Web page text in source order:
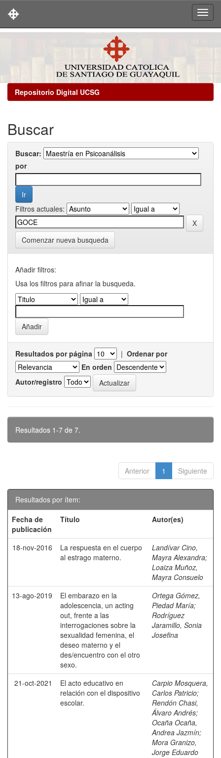
Repositorio Digital UCSG
Buscar
Buscar:
por
Filtros actuales:
Comenzar nueva busqueda
Añadir filtros:
Usa los filtros para afinar la busqueda.
Resultados por página | Ordenar por
En orden
Autor/registro
Resultados 1-7 de 7.
Anterior 1 Siguiente
Resultados por ítem:
Fecha de
publicación
Título Autor(es)
18-nov-2016
La respuesta en el cuerpo
al estrago materno.
Landívar Cino,
Mayra Alexandra;
Loaiza Muñoz,
Mayra Consuelo
13-ago-2019
El embarazo en la
adolescencia, un acting
out, frente a las
interrogaciones sobre la
sexualidad femenina, el
deseo materno y el
des/encuentro con el otro
sexo.
Ortega Gómez,
Piedad María;
Rodríguez
Jaramillo, Sonia
Josefina
21-oct-2021
El acto educativo en
relación con el dispositivo
escolar.
Carpio Mosquera,
Carlos Patricio;
Rendón Chasi,
Álvaro Andrés;
Ocaña Ocaña,
Andrea Jazmín;
Mora Granizo,
Jorge Eduardo